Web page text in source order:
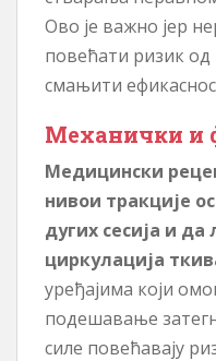
Ово је важно јер
повећати ризик од
смањити
Механички и
Медицински
нивои тракције
дугих сесија и да
циркулација
уређајима који
подешавање
силе повећавају